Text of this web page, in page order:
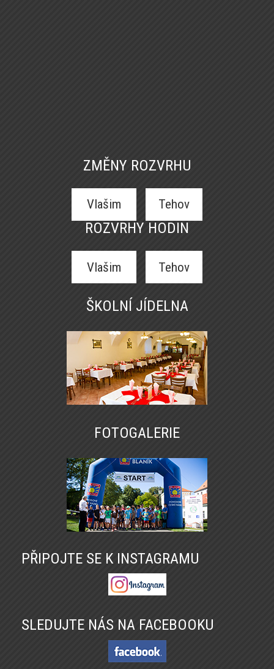
ZMĚNY ROZVRHU
Vlašim Tehov
ROZVRHY HODIN
Vlašim Tehov
ŠKOLNÍ JÍDELNA
FOTOGALERIE
PŘIPOJTE SE K INSTAGRAMU
SLEDUJTE NÁS NA FACEBOOKU